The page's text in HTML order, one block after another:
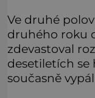
Ve druhé
druhého roku
zdevastoval
desetiletích se
současně